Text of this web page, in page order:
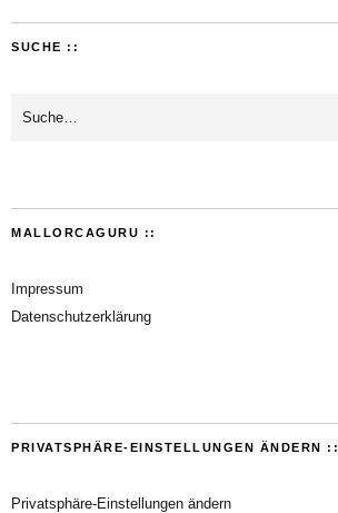
SUCHE ::
MALLORCAGURU ::
Impressum
Datenschutzerklärung
PRIVATSPHÄRE-EINSTELLUNGEN ÄNDERN ::
Privatsphäre-Einstellungen ändern